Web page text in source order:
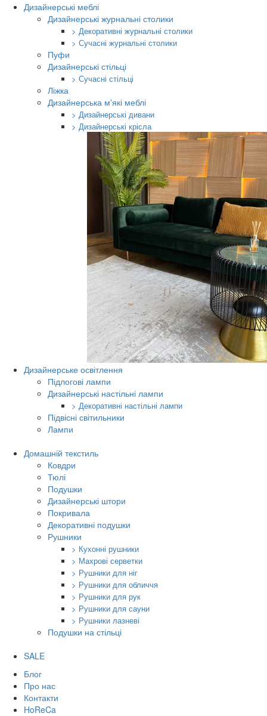
Дизайнерські меблі
Дизайнерські журнальні столики
> Декоративні журнальні столики
> Сучасні журнальні столики
Пуфи
Дизайнерські стільці
> Сучасні стільці
Ліжка
Дизайнерська м'які меблі
> Дизайнерські дивани
> Дизайнерські крісла
Дизайнерське освітлення
Підлогові лампи
Дизайнерські настільні лампи
> Декоративні настільні лампи
Підвісні світильники
Лампи
Домашній текстиль
Ковдри
Тюлі
Подушки
Дизайнерські штори
Покривала
Декоративні подушки
Рушники
> Кухонні рушники
> Махрові серветки
> Рушники для ніг
> Рушники для обличчя
> Рушники для рук
> Рушники для сауни
> Рушники лазневі
Подушки на стільці
SALE
Блог
Про нас
Контакти
HoReCa